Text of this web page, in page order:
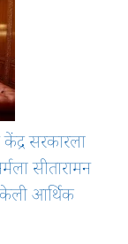
सरकारला
सीतारामन
आर्थिक